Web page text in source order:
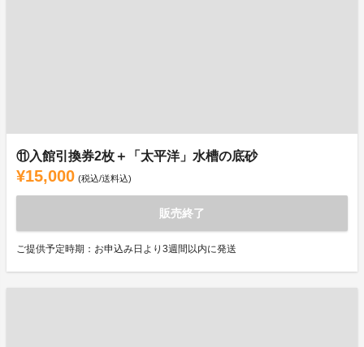
⑪入館引換券2枚＋「太平洋」水槽の底砂
¥15,000 (税込/送料込)
販売終了
ご提供予定時期：お申込み日より3週間以内に発送